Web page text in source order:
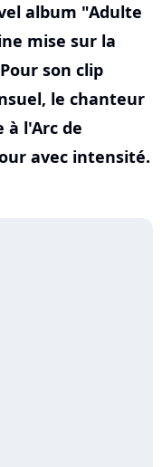
album "Adulte
mise sur la
son clip
le chanteur
à l'Arc de
avec intensité.